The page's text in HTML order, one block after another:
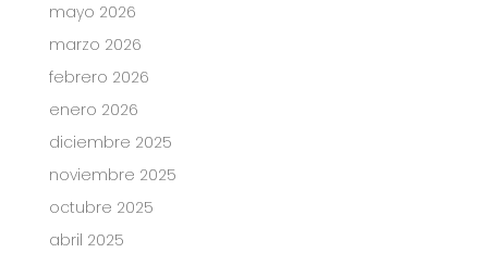
mayo 2026
marzo 2026
febrero 2026
enero 2026
diciembre 2025
noviembre 2025
octubre 2025
abril 2025